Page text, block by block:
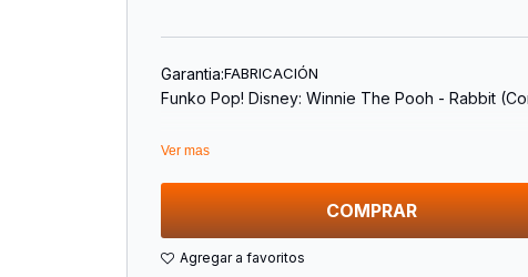
Garantia:FABRICACIÓN
Funko Pop! Disney: Winnie The Pooh - Rabbit
Ver mas
COMPRAR